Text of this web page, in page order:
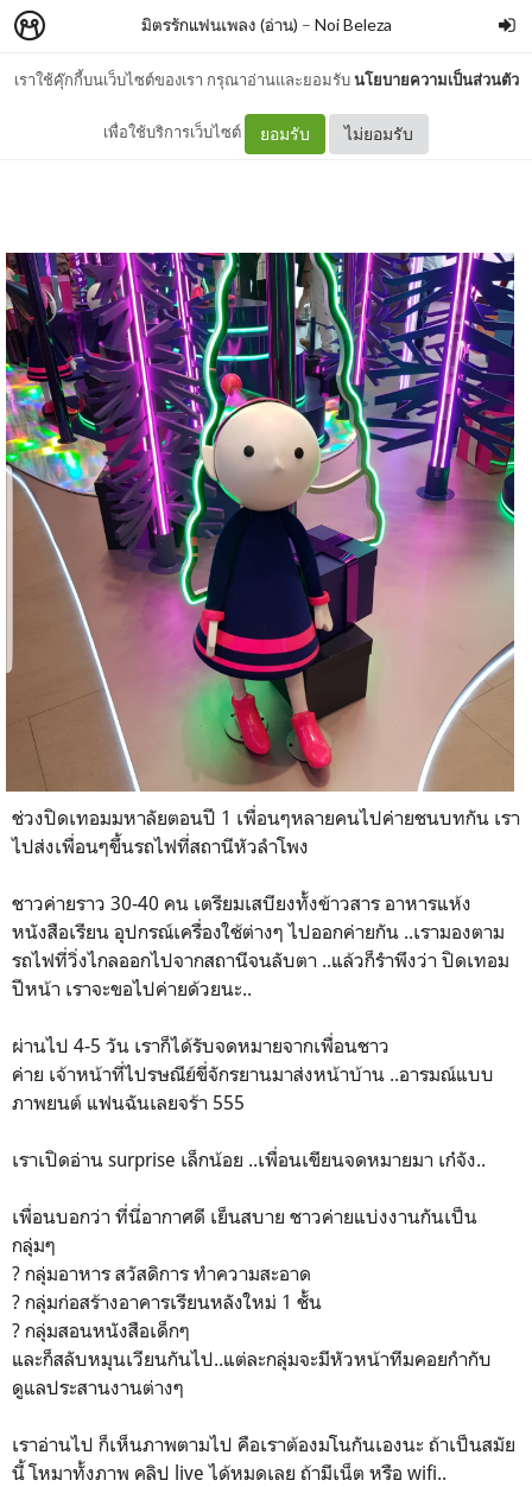
เราใช้คุ๊กกี้บนเว็บไซต์ของเรา กรุณาอ่านและยอมรับนโยบายความเป็นส่วนตัว
เพื่อใช้บริการเว็บไซต์ ยอมรับ ไม่ยอมรับ
มิตรรักแฟนเพลง (อ่าน) – Noi Beleza
จากจดหมาย..ถึง Line
ช่วงปิดเทอมมหาลัยตอนปี 1 เพื่อนๆหลายคนไปค่ายชนบทกัน เรา
ไปส่งเพื่อนๆขึ้นรถไฟที่สถานีหัวลำโพง
ชาวค่ายราว 30-40 คน เตรียมเสบียงทั้งข้าวสาร อาหารแห้ง
หนังสือเรียน อุปกรณ์เครื่องใช้ต่างๆ ไปออกค่ายกัน ..เรามองตาม
รถไฟที่วิ่งไกลออกไปจากสถานีจนลับตา ..แล้วก็รำพึงว่า ปิดเทอม
ปีหน้า เราจะขอไปค่ายด้วยนะ..
ผ่านไป 4-5 วัน เราก็ได้รับจดหมายจากเพื่อนชาว
ค่าย เจ้าหน้าที่ไปรษณีย์ขี่จักรยานมาส่งหน้าบ้าน ..อารมณ์แบบ
ภาพยนต์ แฟนฉันเลยจร้า 555
เราเปิดอ่าน surprise เล็กน้อย ..เพื่อนเขียนจดหมายมา เก๋จัง..
เพื่อนบอกว่า ที่นี่อากาศดี เย็นสบาย ชาวค่ายแบ่งงานกันเป็น
กลุ่มๆ
? กลุ่มอาหาร สวัสดิการ ทำความสะอาด
? กลุ่มก่อสร้างอาคารเรียนหลังใหม่ 1 ชั้น
? กลุ่มสอนหนังสือเด็กๆ
และก็สลับหมุนเวียนกันไป..แต่ละกลุ่มจะมีหัวหน้าทีมคอยกำกับ
ดูแลประสานงานต่างๆ
เราอ่านไป ก็เห็นภาพตามไป คือเราต้องมโนกันเองนะ ถ้าเป็นสมัย
นี้ โหมาทั้งภาพ คลิป live ได้หมดเลย ถ้ามีเน็ต หรือ wifi..